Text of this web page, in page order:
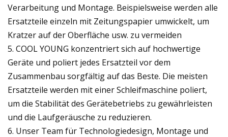
Verarbeitung und Montage. Beispielsweise werden alle
Ersatzteile einzeln mit Zeitungspapier umwickelt, um
Kratzer auf der Oberfläche usw. zu vermeiden
5. COOL YOUNG konzentriert sich auf hochwertige
Geräte und poliert jedes Ersatzteil vor dem
Zusammenbau sorgfältig auf das Beste. Die meisten
Ersatzteile werden mit einer Schleifmaschine poliert,
um die Stabilität des Gerätebetriebs zu gewährleisten
und die Laufgeräusche zu reduzieren.
6. Unser Team für Technologiedesign, Montage und